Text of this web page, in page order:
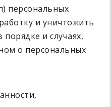
персональных
и уничтожить
и случаях,
о персональных